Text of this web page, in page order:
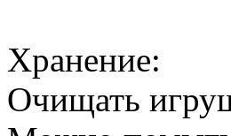
Хранение:
Очищать